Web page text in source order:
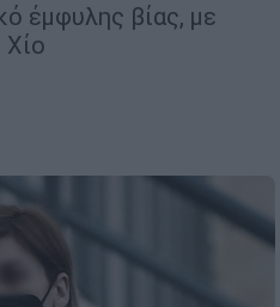
έμφυλης βίας, με
Χίο